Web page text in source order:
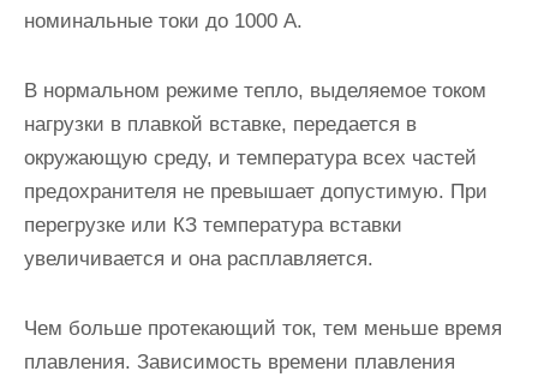
номинальные токи до 1000 А.
В нормальном режиме тепло, выделяемое током
нагрузки в плавкой вставке, передается в
окружающую среду, и температура всех частей
предохранителя не превышает допустимую. При
пере­грузке или КЗ температура вставки
увеличивается и она расплавляет­ся.
Чем больше протекающий ток, тем меньше время
плавления. За­висимость времени плавления